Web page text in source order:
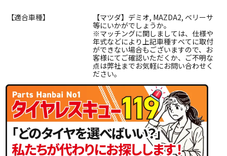
【適合車種】
【マツダ】デミオ, MAZDA2, ベリーサ
等にいかがでしょうか。
※マッチングに関しましては、仕様や
年式などにより上記車種すべてに取付
ができない場合もございますので、お
客様にてご確認いただくか、ご不明な
点は弊社までお気軽にお問い合わせく
ださい。